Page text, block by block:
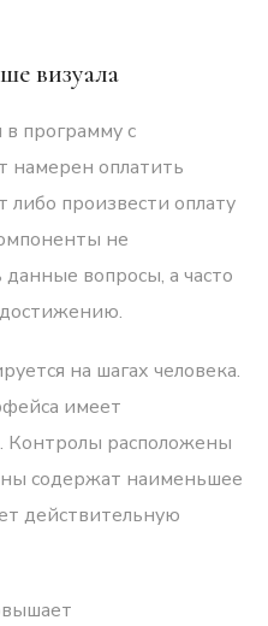
визуала
программу с
намерен оплатить
либо произвести оплату
не
вопросы, а часто
на шагах человека.
имеет
Контролы расположены
содержат наименьшее
действительную